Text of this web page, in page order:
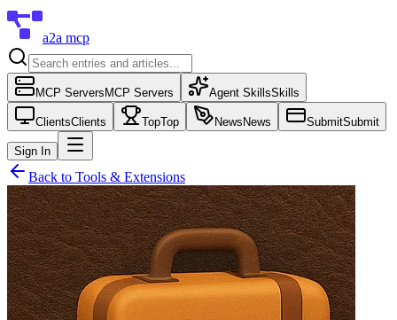
a2a mcp
MCP Servers MCP Servers Agent SkillsSkills
ClientsClients TopTop News News SubmitSubmit
Sign In
Back to Tools & Extensions